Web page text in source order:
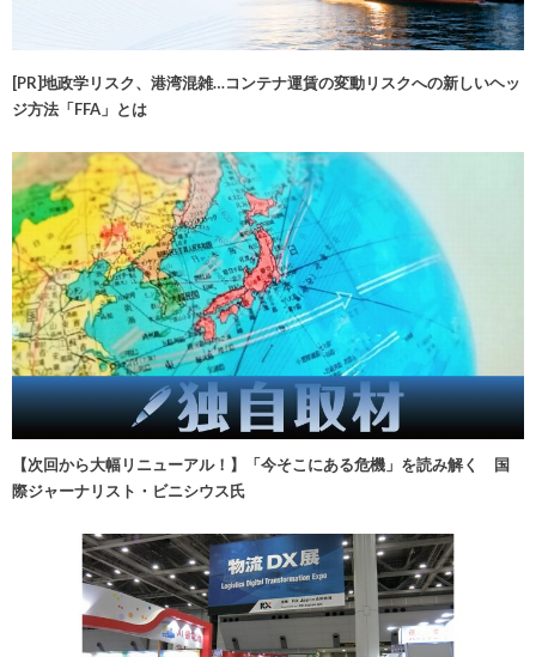
[PR]地政学リスク、港湾混雑…コンテナ運賃の変動リスクへの新しいヘッ
ジ方法「FFA」とは
【次回から大幅リニューアル！】「今そこにある危機」を読み解く 国
際ジャーナリスト・ビニシウス氏